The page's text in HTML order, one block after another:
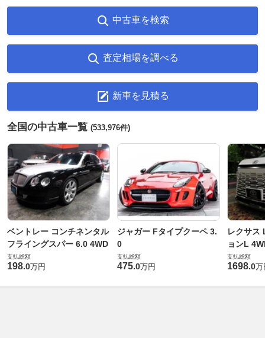
中古車を検索
査定相場を調べる
新車を見積る
全国の中古車一覧 (533,976件)
ベントレー コンチネンタル
フライングスパー 6.0 4WD
支払総額
198.0万円
ジャガー Fタイプクーペ 3.
0
支払総額
475.0万円
レクサス
ョンL
支払総額
1698.0万